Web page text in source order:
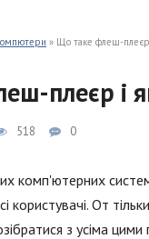
» Що таке флеш-
плеєр і
518 0
комп'ютерних
користувачі. От
з усіма